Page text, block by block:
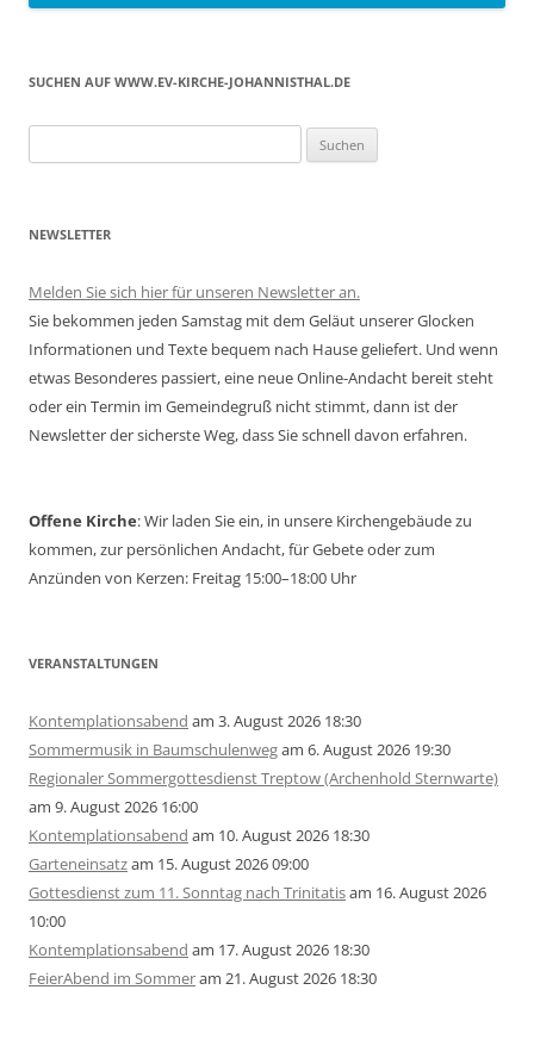
SUCHEN AUF WWW.EV-KIRCHE-JOHANNISTHAL.DE
nach:
NEWSLETTER
Melden Sie sich hier für unseren Newsletter an.
Sie bekommen jeden Samstag mit dem Geläut unserer Glocken
Informationen und Texte bequem nach Hause geliefert. Und wenn
etwas Besonderes passiert, eine neue Online-Andacht bereit steht
oder ein Termin im Gemeindegruß nicht stimmt, dann ist der
Newsletter der sicherste Weg, dass Sie schnell davon erfahren.
Offene Kirche: Wir laden Sie ein, in unsere Kirchengebäude zu
kommen, zur persönlichen Andacht, für Gebete oder zum
Anzünden von Kerzen: Freitag 15:00–18:00 Uhr
VERANSTALTUNGEN
Kontemplationsabend am 3. August 2026 18:30
Sommermusik in Baumschulenwegam 6. August 2026 19:30
Regionaler Sommergottesdienst Treptow (Archenhold Sternwarte)
am 9. August 2026 16:00
Kontemplationsabend am 10. August 2026 18:30
Garteneinsatzam 15. August 2026 09:00
Gottesdienst zum 11. Sonntag nach Trinitatisam 16. August 2026
10:00
Kontemplationsabend am 17. August 2026 18:30
FeierAbend im Sommeram 21. August 2026 18:30